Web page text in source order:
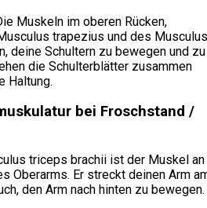
Muskeln im oberen Rücken,
trapezius und des Musculus
deine Schultern zu bewegen und zu
die Schulterblätter zusammen
Haltung.
bei Froschstand /
triceps brachii ist der Muskel an
Oberarms. Er streckt deinen Arm
den Arm nach hinten zu bewegen.